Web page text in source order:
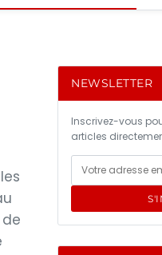
NEWSLETTER
Inscrivez-vous
articles